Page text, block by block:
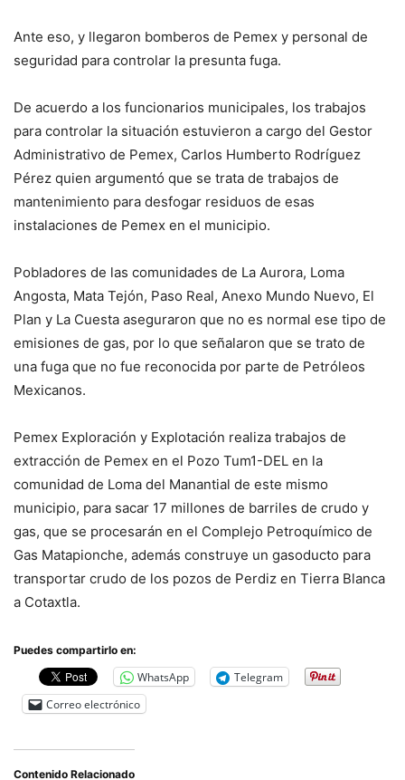
Ante eso, y llegaron bomberos de Pemex y personal de
seguridad para controlar la presunta fuga.
De acuerdo a los funcionarios municipales, los trabajos
para controlar la situación estuvieron a cargo del Gestor
Administrativo de Pemex, Carlos Humberto Rodríguez
Pérez quien argumentó que se trata de trabajos de
mantenimiento para desfogar residuos de esas
instalaciones de Pemex en el municipio.
Pobladores de las comunidades de La Aurora, Loma
Angosta, Mata Tejón, Paso Real, Anexo Mundo Nuevo, El
Plan y La Cuesta aseguraron que no es normal ese tipo de
emisiones de gas, por lo que señalaron que se trato de
una fuga que no fue reconocida por parte de Petróleos
Mexicanos.
Pemex Exploración y Explotación realiza trabajos de
extracción de Pemex en el Pozo Tum1-DEL en la
comunidad de Loma del Manantial de este mismo
municipio, para sacar 17 millones de barriles de crudo y
gas, que se procesarán en el Complejo Petroquímico de
Gas Matapionche, además construye un gasoducto para
transportar crudo de los pozos de Perdiz en Tierra Blanca
a Cotaxtla.
Puedes compartirlo en:
WhatsApp
Telegram
Correo electrónico
Contenido Relacionado